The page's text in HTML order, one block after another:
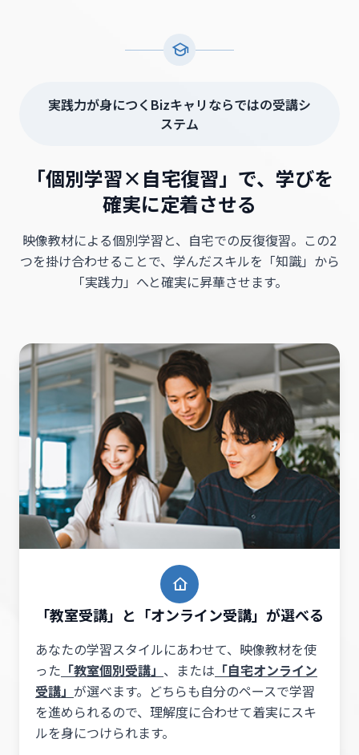
実践力が身につくBizキャリならではの受講シ
ステム
「個別学習×自宅復習」で、学びを
確実に定着させる
映像教材による個別学習と、自宅での反復復習。この2
つを掛け合わせることで、 学んだスキルを「知識」から
「実践力」へと確実に昇華させます。
「教室受講」と「オンライン受講」が選べる
あなたの学習スタイルにあわせて、映像教材を使
った 「教室個別受講」 、または 「自宅オンライン
受講」 が選べます。どちらも自分のペースで学習
を進められるので、理解度に合わせて着実にスキ
ルを身につけられます。